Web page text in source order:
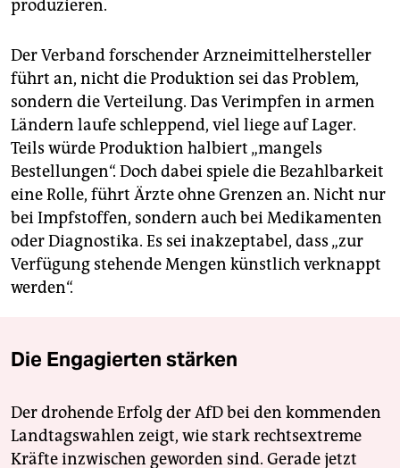
produzieren.
Der Verband forschender Arzneimittelhersteller
führt an, nicht die Produktion sei das Problem,
sondern die Verteilung. Das Verimpfen in armen
Ländern laufe schleppend, viel liege auf Lager.
Teils würde Produktion halbiert „mangels
Bestellungen“. Doch dabei spiele die Bezahlbarkeit
eine Rolle, führt Ärzte ohne Grenzen an. Nicht nur
bei Impfstoffen, sondern auch bei Medikamenten
oder Diagnostika. Es sei inakzeptabel, dass „zur
Verfügung stehende Mengen künstlich verknappt
werden“.
Die Engagierten stärken
Der drohende Erfolg der AfD bei den kommenden
Landtagswahlen zeigt, wie stark rechtsextreme
Kräfte inzwischen geworden sind. Gerade jetzt